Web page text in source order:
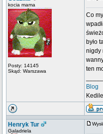
kocia mama
Posty: 14145
Skąd: Warszawa
Co
było
nigdy
ten
Blog
Henryk Tur
Galadriela